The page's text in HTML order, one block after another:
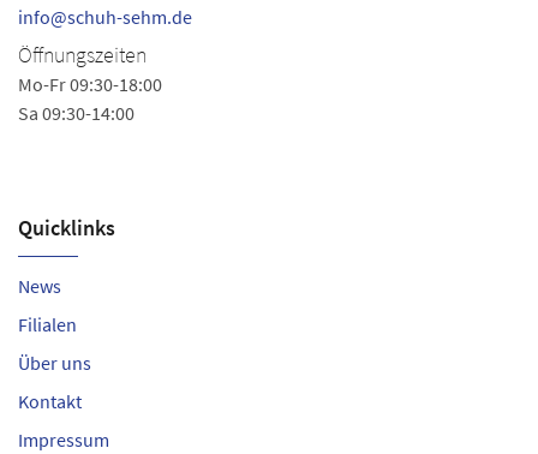
info@schuh-sehm.de
Öffnungszeiten
Mo-Fr 09:30-18:00
Sa 09:30-14:00
Quicklinks
News
Filialen
Über uns
Kontakt
Impressum